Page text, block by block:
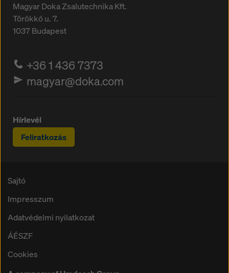
Magyar Doka Zsalutechnika Kft.
Törökkő u. 7.
1037Budapest
+36 1 436 7373
magyar@doka.com
Hírlevél
Feliratkozás
Sajtó
Impresszum
Adatvédelmi nyilatkozat
ÁÉSZF
Cookies